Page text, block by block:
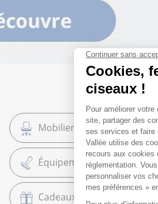
Mobilier de bureau
Équipement et Commerce
Cadeaux